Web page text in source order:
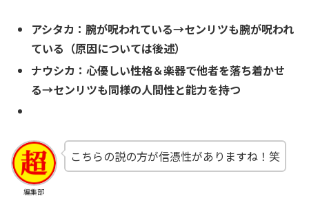
アシタカ：腕が呪われている→センリツも腕が呪われ
ている（原因については後述）
ナウシカ：心優しい性格＆楽器で他者を落ち着かせ
る→センリツも同様の人間性と能力を持つ
編集部
こちらの説の方が信憑性がありますね！笑